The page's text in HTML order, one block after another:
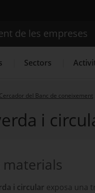
Serveis d'innovació
de les empreses
Sectors
Cercador del Banc de coneixement
i
materials
i circular exposa una